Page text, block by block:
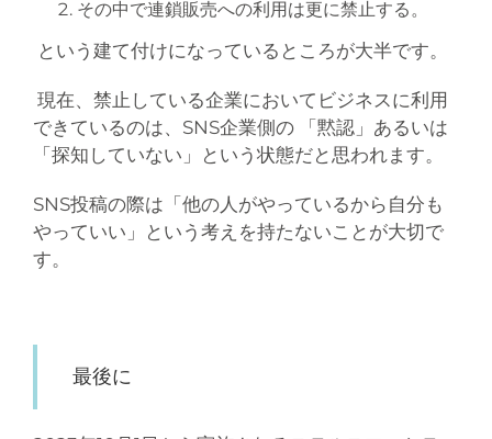
その中で連鎖販売への利用は更に禁止する。
という建て付けになっているところが大半です。
現在、禁止している企業においてビジネスに利用
できているのは、SNS企業側の 「黙認」あるいは
「探知していない」という状態だと思われます。
SNS投稿の際は「他の人がやっているから自分も
やっていい」という考えを持たないことが大切で
す。
最後に